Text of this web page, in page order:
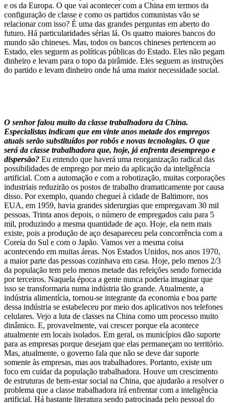
e os da Europa. O que vai acontecer com a China em termos da
configuração de classe e como os partidos comunistas vão se
relacionar com isso? É uma das grandes perguntas em aberto do
futuro. Há particularidades sérias lá. Os quatro maiores bancos do
mundo são chineses. Mas, todos os bancos chineses pertencem ao
Estado, eles seguem as políticas públicas do Estado. Eles não pegam
dinheiro e levam para o topo da pirâmide. Eles seguem as instruções
do partido e levam dinheiro onde há uma maior necessidade social.
O senhor falou muito da classe trabalhadora da China.
Especialistas indicam que em vinte anos metade dos empregos
atuais serão substituídos por robôs e novas tecnologias. O que
será da classe trabalhadora que, hoje, já enfrenta desemprego e
dispersão? Eu entendo que haverá uma reorganização radical das
possibilidades de emprego por meio da aplicação da inteligência
artificial. Com a automação e com a robotização, muitas corporações
industriais reduzirão os postos de trabalho dramaticamente por causa
disso. Por exemplo, quando cheguei à cidade de Baltimore, nos
EUA, em 1959, havia grandes siderurgias que empregavam 30 mil
pessoas. Trinta anos depois, o número de empregados caiu para 5
mil, produzindo a mesma quantidade de aço. Hoje, ela nem mais
existe, pois a produção de aço desapareceu pela concorrência com a
Coreia do Sul e com o Japão. Vamos ver a mesma coisa
acontecendo em muitas áreas. Nos Estados Unidos, nos anos 1970,
a maior parte das pessoas cozinhava em casa. Hoje, pelo menos 2/3
da população tem pelo menos metade das refeições sendo fornecida
por terceiros. Naquela época a gente nunca poderia imaginar que
isso se transformaria numa indústria tão grande. Atualmente, a
indústria alimentícia, tornou-se integrante da economia e boa parte
dessa indústria se estabeleceu por meio dos aplicativos nos telefones
celulares. Vejo a luta de classes na China como um processo muito
dinâmico. E, provavelmente, vai crescer porque ela acontece
atualmente em locais isolados. Em geral, os municípios dão suporte
para as empresas porque desejam que elas permaneçam no território.
Mas, atualmente, o governo fala que não se deve dar suporte
somente às empresas, mas aos trabalhadores. Portanto, existe um
foco em cuidar da população trabalhadora. Houve um crescimento
de estruturas de bem-estar social na China, que ajudarão a resolver o
problema que a classe trabalhadora irá enfrentar com a inteligência
artificial. Há bastante literatura sendo patrocinada pelo pessoal do